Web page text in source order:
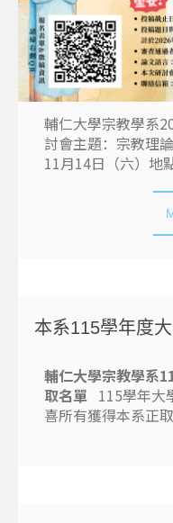
輔仁大學宗教學系
討會主題：宗教理
11月14日（六）地
本系115學年度
輔仁大學宗教學系
取名單115學年大
喜所有獲得本系正